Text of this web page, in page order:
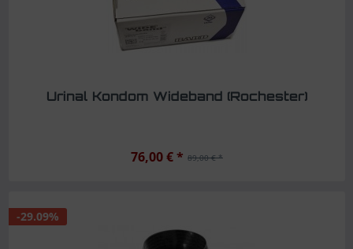
Urinal Kondom Wideband (Rochester)
89,00 € *
76,00 € *
-29.09%